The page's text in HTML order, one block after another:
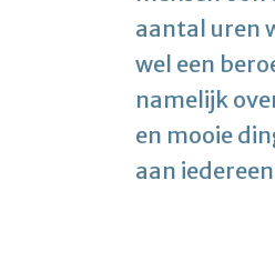
aantal uren
wel een
namelijk
en mooie
aan